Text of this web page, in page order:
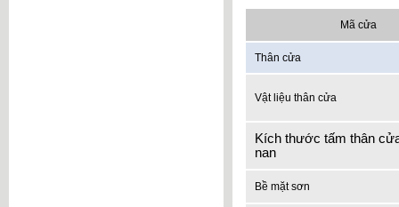
Mã cửa
Thân cửa
Vật liệu thân cửa
Kích thước tấm thân
nan
Bề mặt sơn